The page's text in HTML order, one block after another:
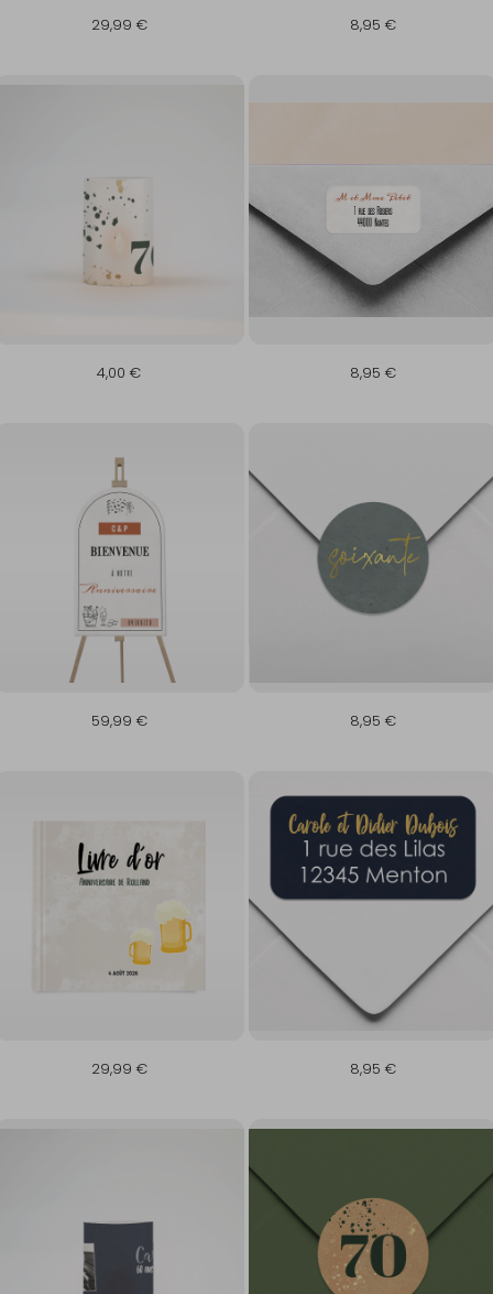
29,99 € 8,95 €
4,00 € 8,95 €
59,99 € 8,95 €
29,99 € 8,95 €